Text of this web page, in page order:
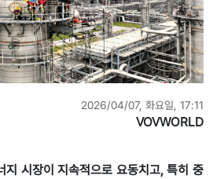
2026/04/07, 화요일, 17:11
VOVWORLD
시장이 지속적으로 요동치고, 특히 중